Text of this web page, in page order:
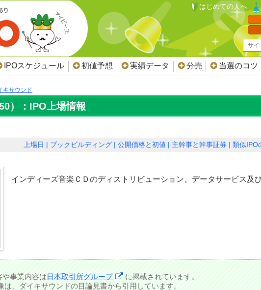
はじめての人へ
IPOスケジュール 初値予想 実績データ 分売 当選のコツ
キサウンド
）：IPO上場情報
上場日 ブックビルディング 公開価格と初値 主幹事と幹事証券 類似IPO
インディーズ音楽ＣＤのディストリビューション、データサービス及
や事業内容は日本取引所グループ
に掲載されています。
、ダイキサウンドの目論見書から引用しています。